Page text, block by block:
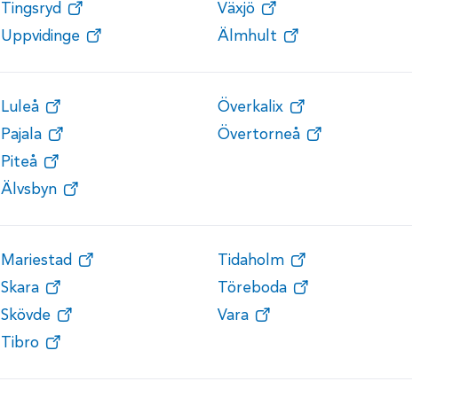
Tingsryd
Uppvidinge
Växjö
Älmhult
Luleå
Pajala
Piteå
Älvsbyn
Överkalix
Övertorneå
Mariestad
Skara
Skövde
Tibro
Tidaholm
Töreboda
Vara